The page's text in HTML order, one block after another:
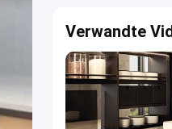
Verwandte